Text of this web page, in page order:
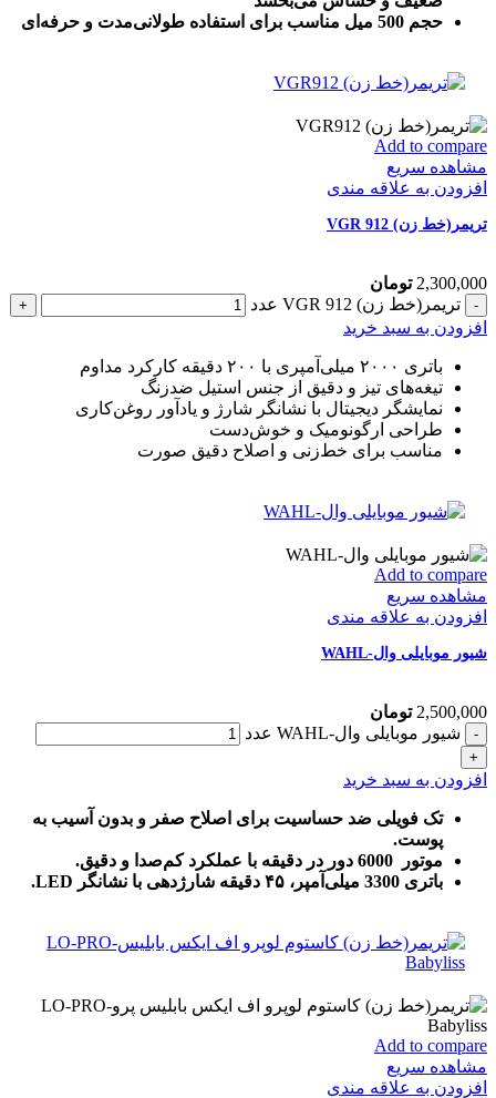
حجم 500 میل مناسب برای استفاده طولانی‌مدت و حرفه‌ای
Add to compare
مشاهده سریع
افزودن به علاقه مندی
تریمر(خط زن) VGR 912
2,300,000 تومان
تریمر(خط زن) VGR 912 عدد
افزودن به سبد خرید
باتری ۲۰۰۰ میلی‌آمپری با ۲۰۰ دقیقه کارکرد مداوم
تیغه‌های تیز و دقیق از جنس استیل ضدزنگ
نمایشگر دیجیتال با نشانگر شارژ و یادآور روغن‌کاری
طراحی ارگونومیک و خوش‌دست
مناسب برای خط‌زنی و اصلاح دقیق صورت
Add to compare
مشاهده سریع
افزودن به علاقه مندی
شیور موبایلی وال-WAHL
2,500,000 تومان
شیور موبایلی وال-WAHL عدد
افزودن به سبد خرید
تک فویلی ضد حساسیت برای اصلاح صفر و بدون آسیب به
پوست.
موتور 6000 دور در دقیقه با عملکرد کم‌صدا و دقیق.
باتری 3300 میلی‌آمپر، ۴۵ دقیقه شارژدهی با نشانگر LED.
Add to compare
مشاهده سریع
افزودن به علاقه مندی